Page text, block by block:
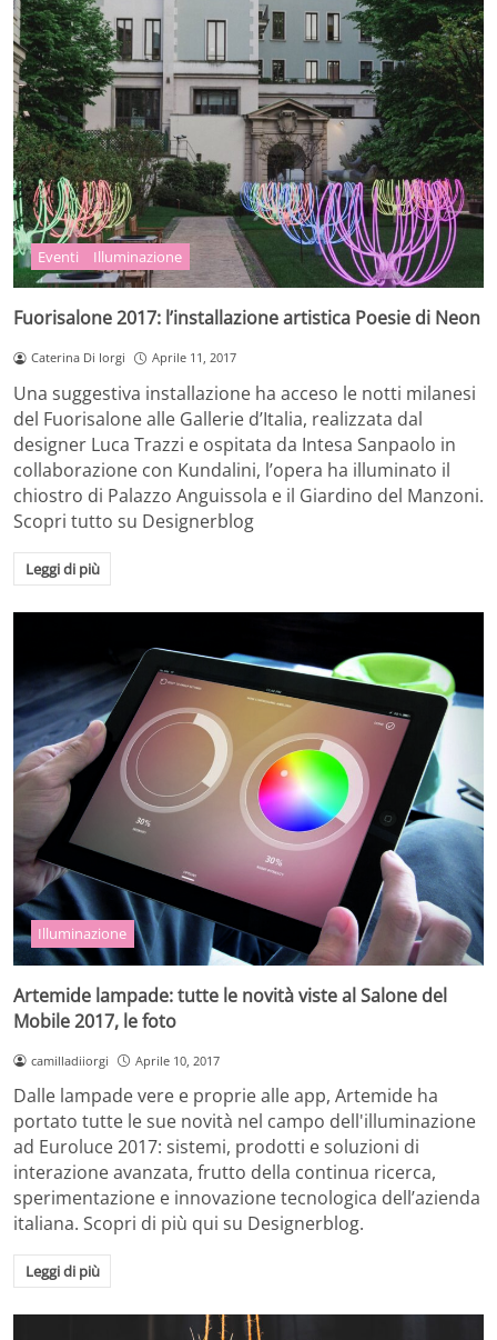
Eventi Illuminazione
Fuorisalone 2017: l’installazione artistica Poesie di Neon
Caterina Di Iorgi Aprile 11, 2017
Una suggestiva installazione ha acceso le notti milanesi
del Fuorisalone alle Gallerie d’Italia, realizzata dal
designer Luca Trazzi e ospitata da Intesa Sanpaolo in
collaborazione con Kundalini, l’opera ha illuminato il
chiostro di Palazzo Anguissola e il Giardino del Manzoni.
Scopri tutto su Designerblog
Leggi di più
Illuminazione
Artemide lampade: tutte le novità viste al Salone del
Mobile 2017, le foto
camilladiiorgi Aprile 10, 2017
Dalle lampade vere e proprie alle app, Artemide ha
portato tutte le sue novità nel campo dell'illuminazione
ad Euroluce 2017: sistemi, prodotti e soluzioni di
interazione avanzata, frutto della continua ricerca,
sperimentazione e innovazione tecnologica dell’azienda
italiana. Scopri di più qui su Designerblog.
Leggi di più